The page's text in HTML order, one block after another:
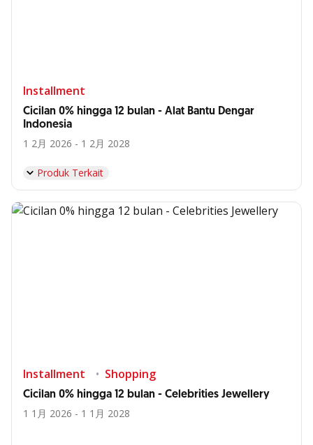
Installment
Cicilan 0% hingga 12 bulan - Alat Bantu Dengar
Indonesia
1 2月 2026 - 1 2月 2028
Produk Terkait
Installment Shopping
Cicilan 0% hingga 12 bulan - Celebrities Jewellery
1 1月 2026 - 1 1月 2028